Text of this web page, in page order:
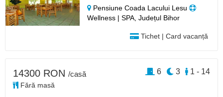
Pensiune Coada Lacului Lesu
Wellness | SPA, Județul Bihor
Tichet | Card vacanță
14300 RON /casă
Fără masă
1 - 14
3
6